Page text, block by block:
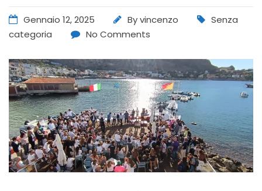
Gennaio 12, 2025 Byvincenzo
Senza
categoria
No Comments